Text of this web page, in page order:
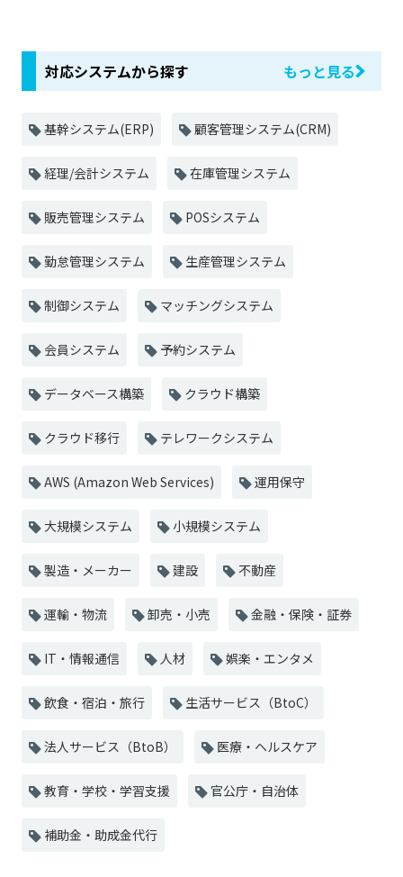
対応システムから探す もっと見る
基幹システム(ERP) 顧客管理システム(CRM)
経理/会計システム 在庫管理システム
販売管理システム POSシステム
勤怠管理システム 生産管理システム
制御システム マッチングシステム
会員システム 予約システム
データベース構築 クラウド構築
クラウド移行 テレワークシステム
AWS (Amazon Web Services) 運用保守
大規模システム 小規模システム
製造・メーカー 建設 不動産
運輸・物流 卸売・小売 金融・保険・証券
IT・情報通信 人材 娯楽・エンタメ
飲食・宿泊・旅行 生活サービス（BtoC）
法人サービス（BtoB） 医療・ヘルスケア
教育・学校・学習支援 官公庁・自治体
補助金・助成金代行